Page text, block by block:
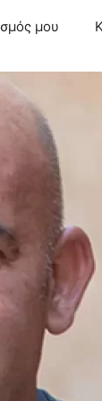
μου